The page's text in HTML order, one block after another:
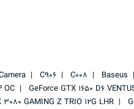
Baseus
C008
C906
GeForce GTX 1650 D6
OC
3080 GAMING Z TRIO 12G LHR